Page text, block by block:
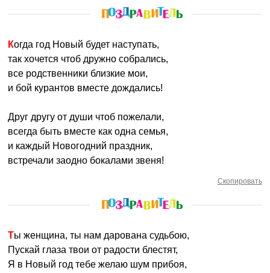
Когда год Новый будет наступать,
так хочется чтоб дружно собрались,
все родственники близкие мои,
и бой курантов вместе дождались!
Друг другу от души чтоб пожелали,
всегда быть вместе как одна семья,
и каждый Новогодний праздник,
встречали заодно бокалами звеня!
Скопировать
Ты женщина, ты нам дарована судьбою,
Пускай глаза твои от радости блестят,
Я в Новый год тебе желаю шум прибоя,